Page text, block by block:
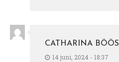
CATHARINA BÖÖS
14 juni, 2024 - 18:37